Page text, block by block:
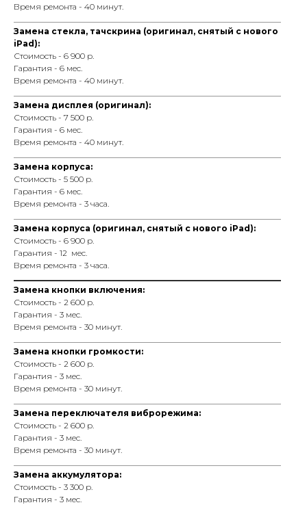
Время ремонта - 40 минут.
Замена стекла, тачскрина (оригинал, снятый с нового
iPad):
Стоимость - 6 900 р.
Гарантия - 6 мес.
Время ремонта - 40 минут.
Замена дисплея (оригинал):
Стоимость - 7 500 р.
Гарантия - 6 мес.
Время ремонта - 40 минут.
Замена корпуса:
Стоимость - 5 500 р.
Гарантия - 6 мес.
Время ремонта - 3 часа.
Замена корпуса (оригинал, снятый с нового iPad):
Стоимость - 6 900 р.
Гарантия - 12 мес.
Время ремонта - 3 часа.
_________________________________________________________________
Замена кнопки включения:
Стоимость - 2 600 р.
Гарантия - 3 мес.
Время ремонта - 30 минут.
Замена кнопки громкости:
Стоимость - 2 600 р.
Гарантия - 3 мес.
Время ремонта - 30 минут.
Замена переключателя виброрежима:
Стоимость - 2 600 р.
Гарантия - 3 мес.
Время ремонта - 30 минут.
Замена аккумулятора:
Стоимость - 3 300 р.
Гарантия - 3 мес.